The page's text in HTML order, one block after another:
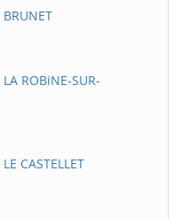
ROBiNE-SUR-
CASTELLET